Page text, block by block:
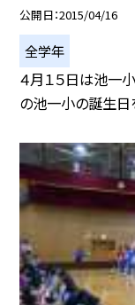
公開日 2015/04/16
全学年
４月１５日は池一
の池一小の誕生日